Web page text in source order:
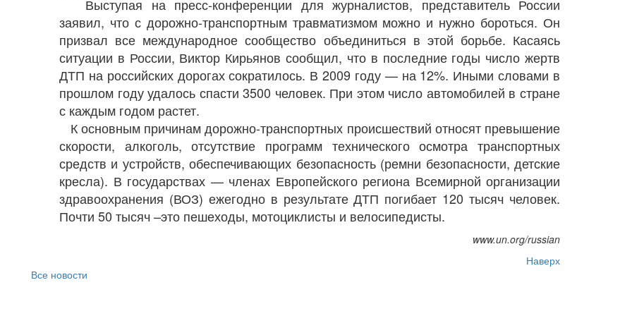
Выступая на пресс-конференции для журналистов, представитель России
заявил, что с дорожно-транспортным травматизмом можно и нужно бороться. Он
призвал все международное сообщество объединиться в этой борьбе. Касаясь
ситуации в России, Виктор Кирьянов сообщил, что в последние годы число жертв
ДТП на российских дорогах сократилось. В 2009 году — на 12%. Иными словами в
прошлом году удалось спасти 3500 человек. При этом число автомобилей в стране
с каждым годом растет.
К основным причинам дорожно-транспортных происшествий относят превышение
скорости, алкоголь, отсутствие программ технического осмотра транспортных
средств и устройств, обеспечивающих безопасность (ремни безопасности, детские
кресла). В государствах — членах Европейского региона Всемирной организации
здравоохранения (ВОЗ) ежегодно в результате ДТП погибает 120 тысяч человек.
Почти 50 тысяч –это пешеходы, мотоциклисты и велосипедисты.
www.un.org/russian
Наверх
Все новости